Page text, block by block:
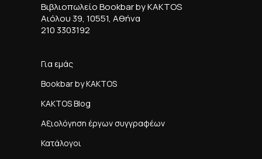
Βιβλιοπωλείο Bookbar by KAKTOS
Αιόλου 39, 10551, Αθήνα
210 3303192
Για εμάς
Bookbar by KAKTOS
KAKTOS Blog
Αξιολόγηση έργων συγγραφέων
Κατάλογοι